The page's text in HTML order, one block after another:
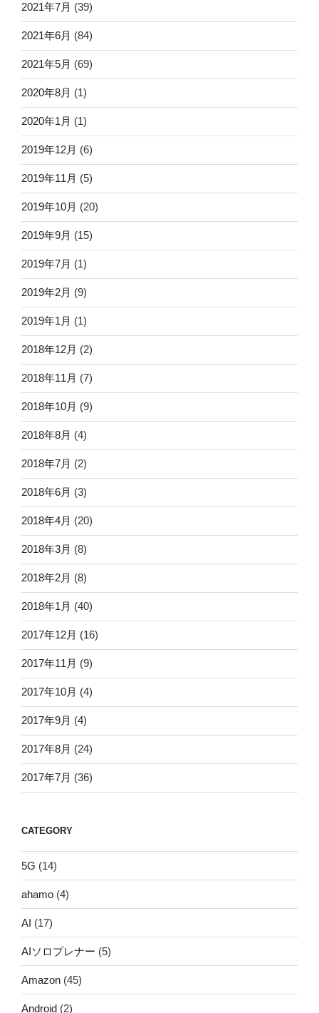
2021年7月 (39)
2021年6月 (84)
2021年5月 (69)
2020年8月 (1)
2020年1月 (1)
2019年12月 (6)
2019年11月 (5)
2019年10月 (20)
2019年9月 (15)
2019年7月 (1)
2019年2月 (9)
2019年1月 (1)
2018年12月 (2)
2018年11月 (7)
2018年10月 (9)
2018年8月 (4)
2018年7月 (2)
2018年6月 (3)
2018年4月 (20)
2018年3月 (8)
2018年2月 (8)
2018年1月 (40)
2017年12月 (16)
2017年11月 (9)
2017年10月 (4)
2017年9月 (4)
2017年8月 (24)
2017年7月 (36)
CATEGORY
5G (14)
ahamo (4)
AI (17)
AIソロプレナー (5)
Amazon (45)
Android (2)